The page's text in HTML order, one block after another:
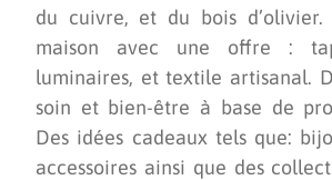
du cuivre, et du bois d’olivier.
maison avec une offre :
luminaires, et textile artisanal.
soin et bien-être à base de
Des idées cadeaux tels que:
accessoires ainsi que des